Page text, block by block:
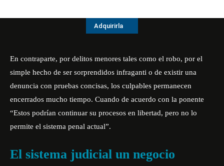
Adquirirla
En contraparte, por delitos menores tales como el robo, por el
simple hecho de ser sorprendidos infraganti o de existir una
denuncia con pruebas concisas, los culpables permanecen
encerrados mucho tiempo. Cuando de acuerdo con la ponente
“Estos podrían continuar su procesos en libertad, pero no lo
permite el sistema penal actual”.
El sistema judicial un negocio